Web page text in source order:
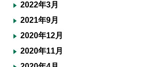
2022年3月
2021年9月
2020年12月
2020年11月